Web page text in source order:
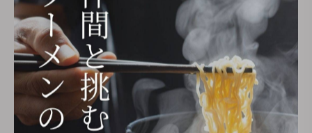
家庭でラーメンにさくさく食感を取り入れるには、いくつか
のポイントがあります。まず、食材選びにおいては、揚げ物
のトッピングが有効です。唐揚げや揚げ玉ねぎをトッピング
することで、食べるたびにさくさくとした感触が楽しめま
す。また、乾燥した海藻やフライドガーリックもおすすめで
す。次に、調理法ですが、麺を茹でる際に少し固めに仕上げ
ることで、食感にメリハリをつけられます。さらに、スープ